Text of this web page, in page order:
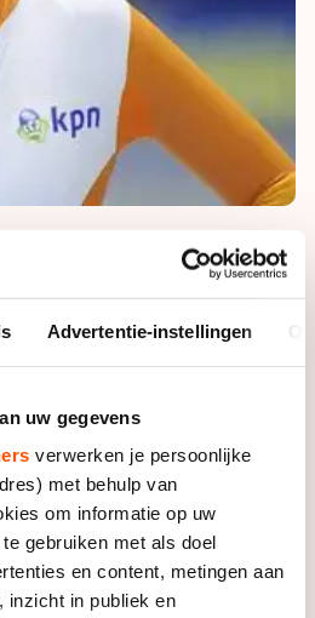
Advertentie-instellingen
uw gegevens
verwerken je persoonlijke
met behulp van
om informatie op uw
gebruiken met als doel
en content, metingen aan
inzicht in publiek en
de 1000, zilver op de 500
meter bij de mannen was een
als tweede en Aron
1.13.19. Bart Schipper
de top-3. Hij werd met
klopte Van Beek op de
de Russische Angelina
Lamb uit Duitsland
zette de 22e tijd: 1.26.05.